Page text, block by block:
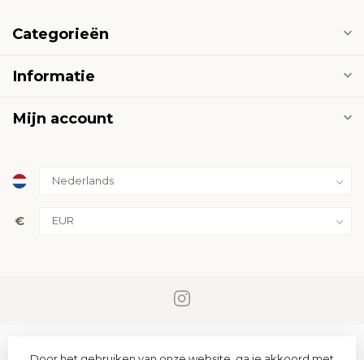
Categorieën
Informatie
Mijn account
€